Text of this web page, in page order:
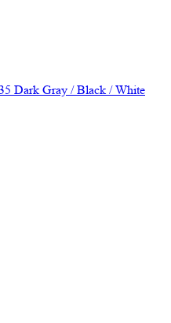
Dark Gray / Black / White